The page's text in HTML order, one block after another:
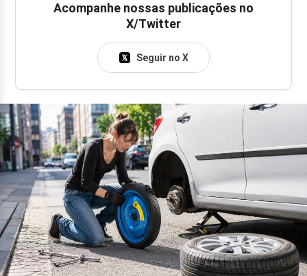
Acompanhe nossas publicações no
X/Twitter
Seguir no X